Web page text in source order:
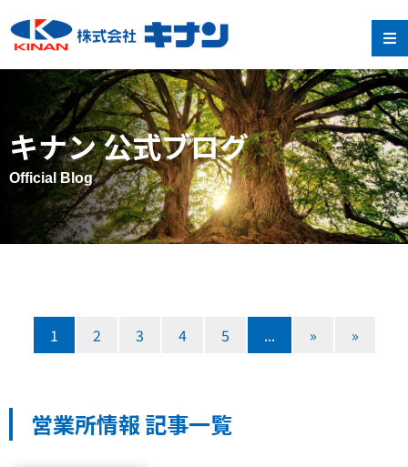
キナン 公式ブログ
Official Blog
1 2 3 4 5 ... » »
営業所情報 記事一覧